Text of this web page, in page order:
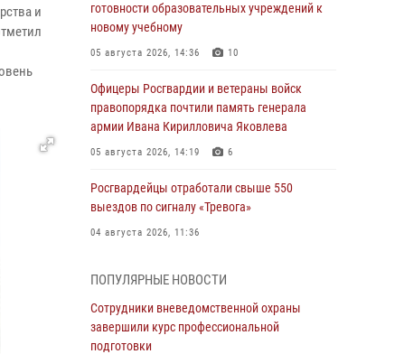
и
готовности образовательных учреждений к
новому учебному
05 августа 2026, 14:36 10
Офицеры Росгвардии и ветераны войск
правопорядка почтили память генерала
армии Ивана Кирилловича Яковлева
05 августа 2026, 14:19 6
Росгвардейцы отработали свыше 550
выездов по сигналу «Тревога»
04 августа 2026, 11:36
ударные и разведывательные беспилотники
ВСУ
04 августа 2026, 09:05
ПОПУЛЯРНЫЕ НОВОСТИ
Сотрудники вневедомственной охраны
завершили курс профессиональной
подготовки